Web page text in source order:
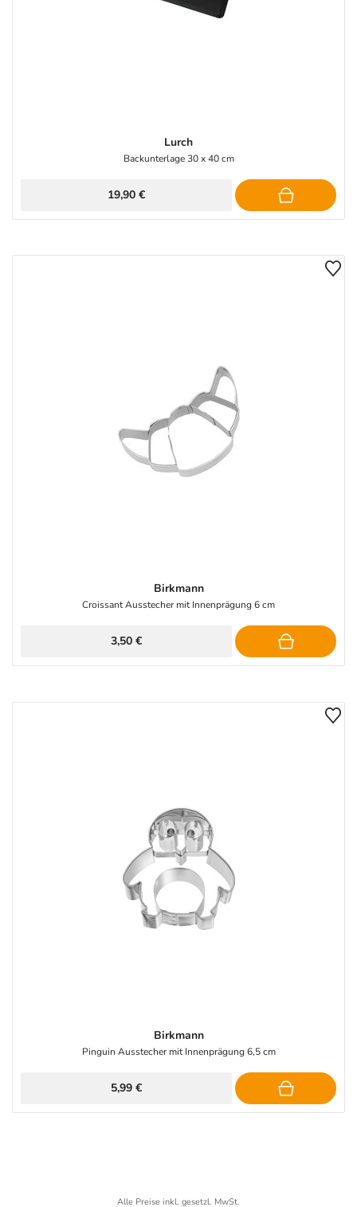
Lurch
Backunterlage 30 x 40 cm
19,90 €
Birkmann
Croissant Ausstecher mit Innenprägung 6 cm
3,50 €
Birkmann
Pinguin Ausstecher mit Innenprägung 6,5 cm
5,99 €
Alle Preise inkl. gesetzl. MwSt.